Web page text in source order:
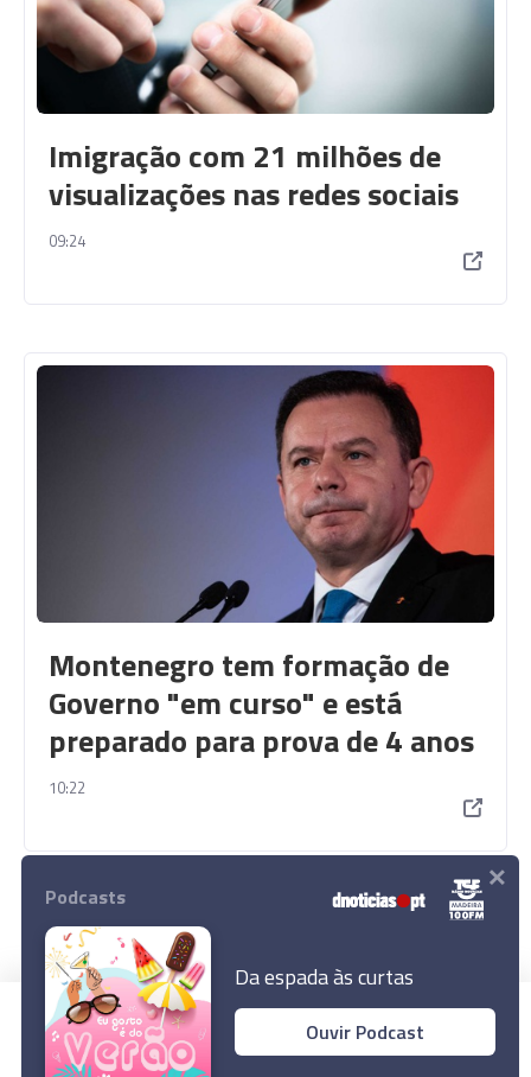
Imigração com 21 milhões de
visualizações nas redes sociais
09:24
Montenegro tem formação de
Governo "em curso" e está
preparado para prova de 4 anos
10:22
Rua Dr. Fernão de Ornelas, 56 - 3º
9054-514 Funchal, Portugal
Podcasts
Da espada às curtas
Ouvir Podcast
×